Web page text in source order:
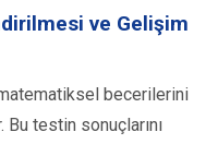
ve Gelişim
becerilerini
testin sonuçlarını